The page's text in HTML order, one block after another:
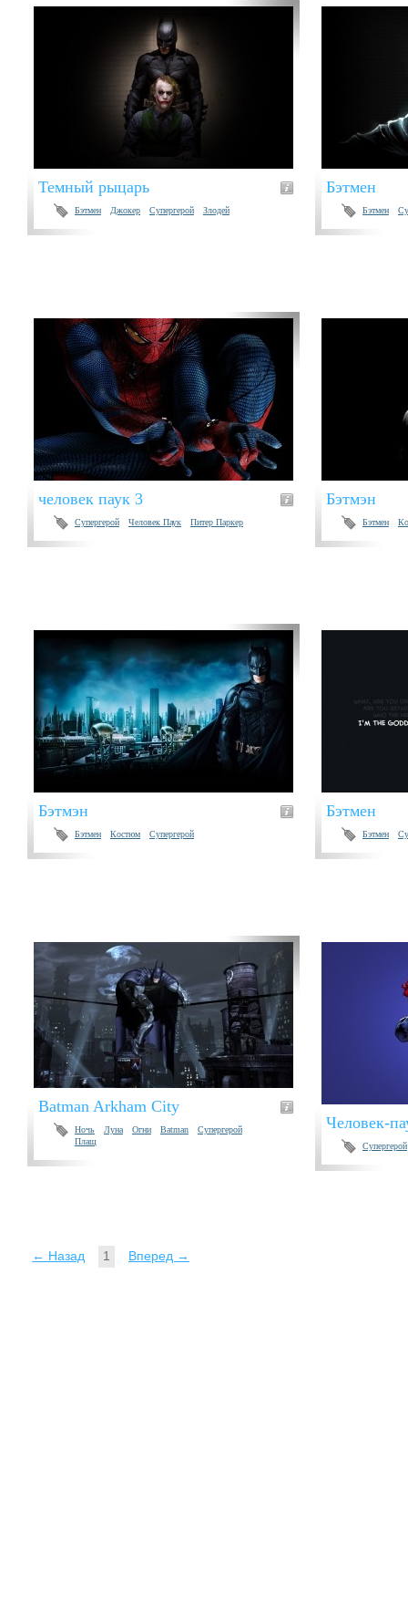
Темный рыцарь
Бэтмен Джокер Супергерой Злодей
Бэтмен
Бэтмен
человек паук 3
Супергерой Человек Паук Питер Паркер
Бэтмэн
Бэтмен
Бэтмэн
Бэтмен Костюм Супергерой
Бэтмен
Бэтмен
Batman Arkham City
Ночь Луна Огни Batman
Супергерой
Плащ
Человек-
Супергерой
← Назад 1 Вперед →